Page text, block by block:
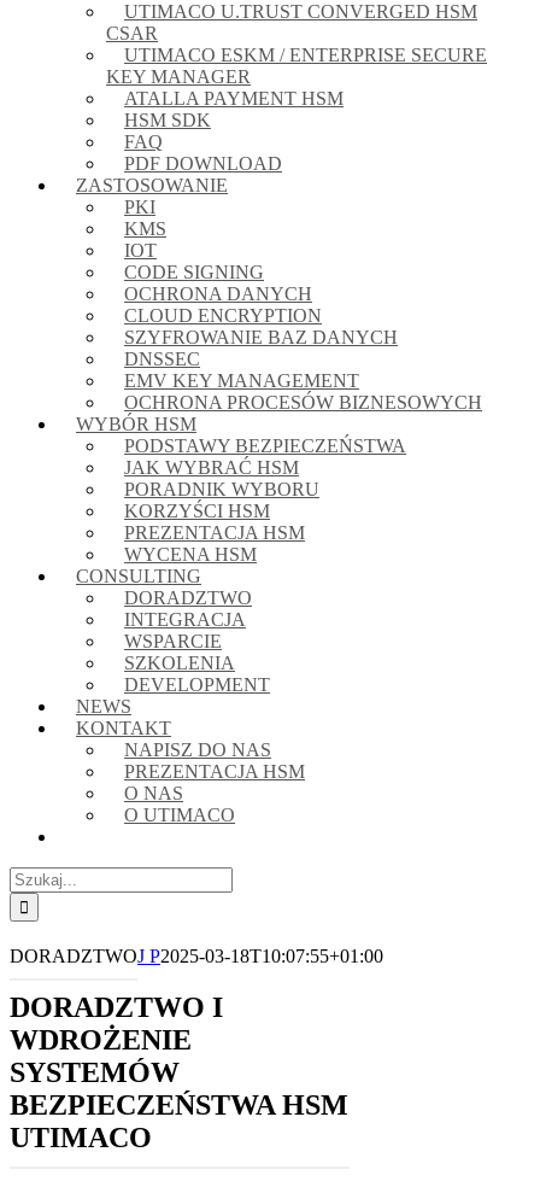
UTIMACO U.TRUST CONVERGED HSM
CSAR
UTIMACO ESKM / ENTERPRISE SECURE
KEY MANAGER
ATALLA PAYMENT HSM
HSM SDK
FAQ
PDF DOWNLOAD
ZASTOSOWANIE
PKI
KMS
IOT
CODE SIGNING
OCHRONA DANYCH
CLOUD ENCRYPTION
SZYFROWANIE BAZ DANYCH
DNSSEC
EMV KEY MANAGEMENT
OCHRONA PROCESÓW BIZNESOWYCH
WYBÓR HSM
PODSTAWY BEZPIECZEŃSTWA
JAK WYBRAĆ HSM
PORADNIK WYBORU
KORZYŚCI HSM
PREZENTACJA HSM
WYCENA HSM
CONSULTING
DORADZTWO
INTEGRACJA
WSPARCIE
SZKOLENIA
DEVELOPMENT
NEWS
KONTAKT
NAPISZ DO NAS
PREZENTACJA HSM
O NAS
O UTIMACO
Szukaj
DORADZTWOJ P2025-03-18T10:07:55+01:00
DORADZTWO I
WDROŻENIE
SYSTEMÓW
BEZPIECZEŃSTWA HSM
UTIMACO